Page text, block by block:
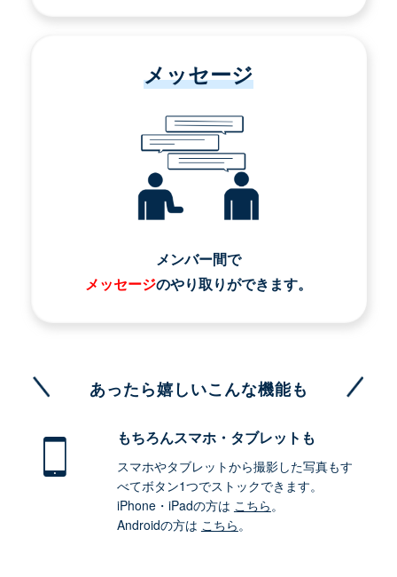
メッセージ
メンバー間で
メッセージのやり取りができます。
あったら嬉しいこんな機能も
もちろんスマホ・タブレットも
スマホやタブレットから撮影した写真もす
べてボタン1つでストックできます。
iPhone・iPadの方は こちら。
Androidの方は こちら。